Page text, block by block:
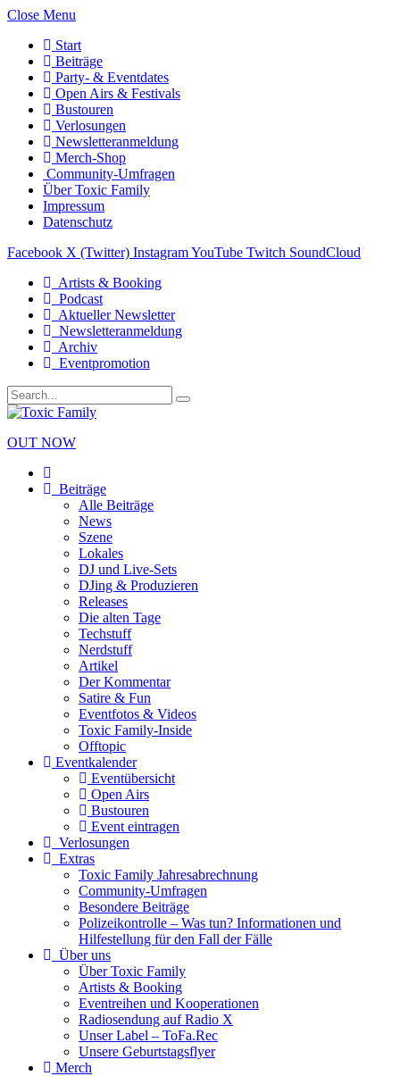
Close Menu
Start
Beiträge
Party- & Eventdates
Open Airs & Festivals
Bustouren
Verlosungen
Newsletteranmeldung
Merch-Shop
Community-Umfragen
Über Toxic Family
Impressum
Datenschutz
Facebook X (Twitter) InstagramYouTube Twitch SoundCloud
Artists & Booking
Podcast
Aktueller Newsletter
Newsletteranmeldung
Archiv
Eventpromotion
OUT NOW
Beiträge
Alle Beiträge
News
Szene
Lokales
DJ und Live-Sets
DJing & Produzieren
Releases
Die alten Tage
Techstuff
Nerdstuff
Artikel
Der Kommentar
Satire & Fun
Eventfotos & Videos
Toxic Family-Inside
Offtopic
Eventkalender
Eventübersicht
Open Airs
Bustouren
Event eintragen
Verlosungen
Extras
Toxic Family Jahresabrechnung
Community-Umfragen
Besondere Beiträge
Polizeikontrolle – Was tun? Informationen und
Hilfestellung für den Fall der Fälle
Über uns
Über Toxic Family
Artists & Booking
Eventreihen und Kooperationen
Radiosendung auf Radio X
Unser Label – ToFa.Rec
Unsere Geburtstagsflyer
Merch